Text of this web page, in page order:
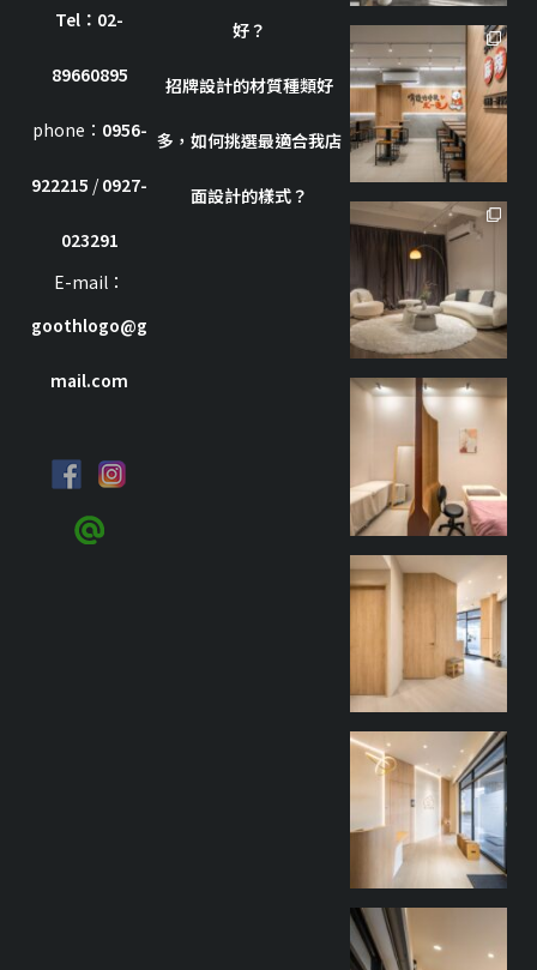
Tel：02-
89660895
phone： 0956-
922215 /0927-
023291
E-mail：
goothlogo@g
mail.com
好？
招牌設計的材質種類好
多，如何挑選最適合我店
面設計的樣式？
goothdesign
10 月 7
goothdesign
7 月 8
goothdesign
9 月 27
goothdesign
9 月 27
goothdesign
9 月 27
goothdesign